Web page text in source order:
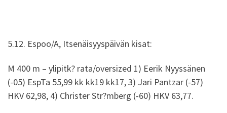
5.12. Espoo/A, Itsenäisyyspäivän kisat:
M 400 m – ylipitk? rata/oversized 1) Eerik Nyyssänen
(-05) EspTa 55,99 kk kk19 kk17, 3) Jari Pantzar (-57)
HKV 62,98, 4) Christer Str?mberg (-60) HKV 63,77.